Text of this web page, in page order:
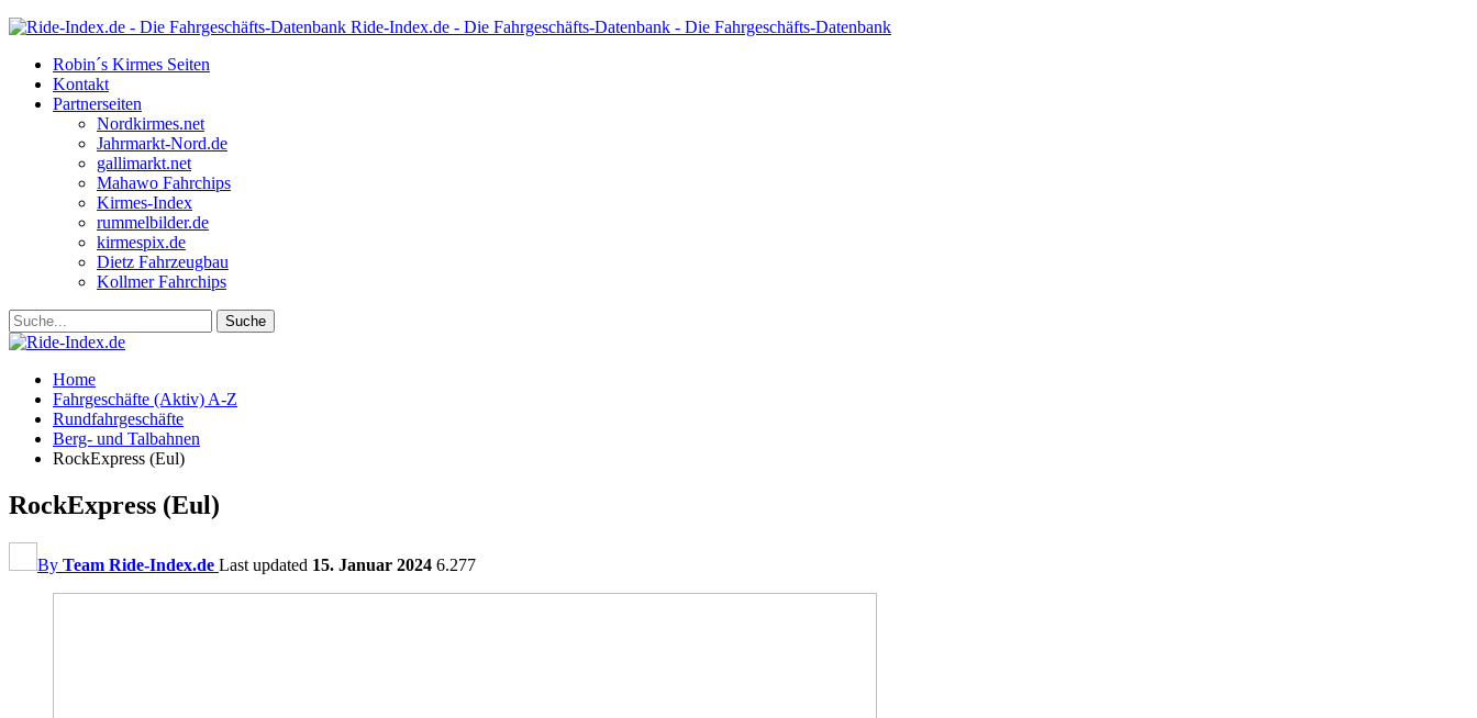
Ride-Index.de - Die Fahrgeschäfts-Datenbank - Die Fahrgeschäfts-Datenbank
Robin´s Kirmes Seiten
Kontakt
Partnerseiten
Nordkirmes.net
Jahrmarkt-Nord.de
gallimarkt.net
Mahawo Fahrchips
Kirmes-Index
rummelbilder.de
kirmespix.de
Dietz Fahrzeugbau
Kollmer Fahrchips
Home
Fahrgeschäfte (Aktiv) A-Z
Rundfahrgeschäfte
Berg- und Talbahnen
RockExpress (Eul)
RockExpress (Eul)
By Team Ride-Index.de Last updated 15. Januar 2024 6.277